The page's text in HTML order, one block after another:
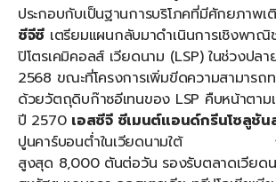
ประกอบกับเป็นฐานการบริโภคที่มีศักยภาพเ
ซีจีซี เตรียมแผนกลับมาดำเนินการเชิงพาณิ
ปิโตรเคมิคอลส์ เวียดนาม (LSP) ในช่วงปล
2568 ขณะที่โครงการเพิ่มขีดความสามารถ
ด้วยวัตถุดิบก๊าซอีเทนของ LSP คืบหน้าตาม
ปี 2570 เอสซีจี ซีเมนต์แอนด์กรีนโซลูชัน
ปูนคาร์บอนต่ำในเวียดนามใต้ ก
สูงสุด 8,000 ตันต่อวัน รองรับตลาดเวียด